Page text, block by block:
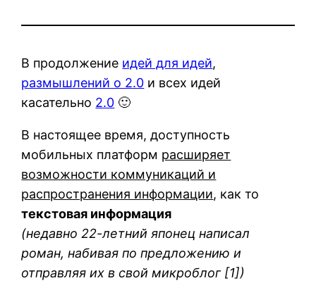
В продолжение идей для идей,
размышлений о 2.0 и всех идей
касательно 2.0 🙂
В настоящее время, доступность
мобильных платформ расширяет
возможности коммуникаций и
распространения информации, как то
текстовая информация
(недавно 22-летний японец написал
роман, набивая по предложению и
отправляя их в свой микроблог [1])